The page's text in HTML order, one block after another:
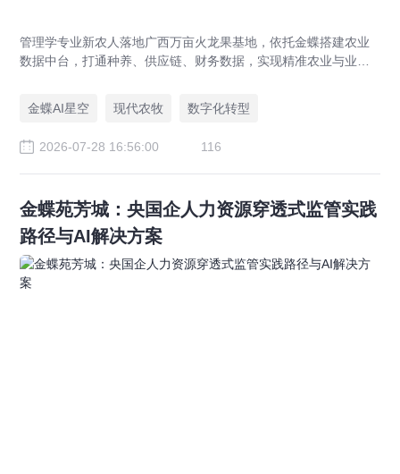
管理学专业新农人落地广西万亩火龙果基地，依托金蝶搭建农业
数据中台，打通种养、供应链、财务数据，实现精准农业与业财
金蝶AI星空
现代农牧 数字化转型
2026-07-28 16:56:00 116
金蝶苑芳城：央国企人力资源穿透式监管实践
路径与AI解决方案